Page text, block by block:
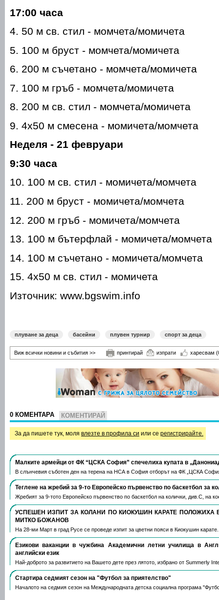
17:00 часа
4. 50 м св. стил - момчета/момичета
5. 100 м бруст - момчета/момичета
6. 200 м съчетано - момчета/момичета
7. 100 м гръб - момчета/момичета
8. 200 м св. стил - момчета/момичета
9. 4х50 м смесена - момичета/момчета
Неделя - 21 февруари
9:30 часа
10. 100 м св. стил - момичета/момчета
11. 200 м бруст - момичета/момчета
12. 200 м гръб - момичета/момчета
13. 100 м бътерфлай - момичета/момчета
14. 100 м съчетано - момичета/момчета
15. 4x50 м св. стил - момичета
Източник: www.bgswim.info
плуване за деца басейни плувен турнир спорт за деца
Виж всички новини и събития >> принтирай изпрати харесвам
0 КОМЕНТАРА КОМЕНТИРАЙ
За да пишете тук, моля влезте в профила си или се регистрирайте.
Малките армейци от ФК “ЦСКА София” спечелиха купата в
В слънчевия съботен ден на терена на НСА в София отборът на ФК „ЦСКА
Теглене на жребий за 9-то Европейско първенство по баскетбол за
Жребият за 9-тото Европейско първенство по баскетбол на колички, див.С, на
УСПЕШЕН ИЗПИТ ЗА КОЛАНИ ПО КИОКУШИН КАРАТЕ ПОЛОЖИХА
МИТКО БОЖАНОВ
На 28-ми Март в град Русе се проведе изпит за цветни пояси в Киокушин
Езикови ваканции​ в чужбина Академични летни училища в
английски език
Най-доброто за развитието на Вашето дете през лятото, избрано от Summerly
Стартира седмият сезон на "Футбол за приятелство"
Началото на седмия сезон на Международната детска социална програма